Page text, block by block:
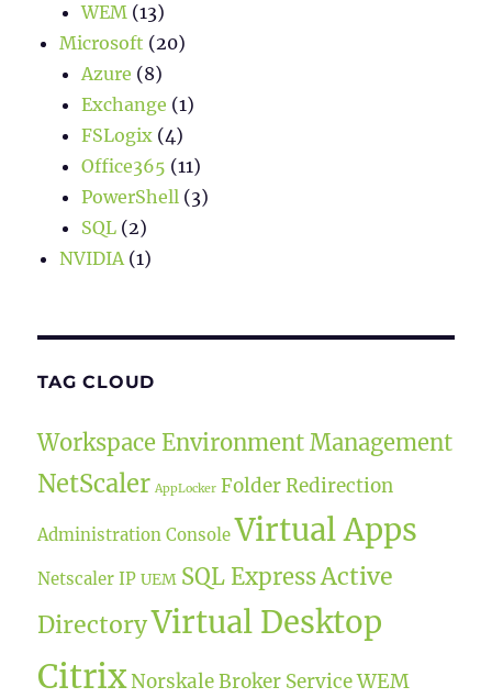
WEM (13)
Microsoft (20)
Azure (8)
Exchange (1)
FSLogix (4)
Office365 (11)
PowerShell (3)
SQL (2)
NVIDIA(1)
TAG CLOUD
Workspace Environment Management
NetScaler AppLocker Folder Redirection
Administration Console Virtual Apps
Netscaler IP UEM SQL ExpressActive
DirectoryVirtual Desktop
CitrixNorskale Broker Service WEM